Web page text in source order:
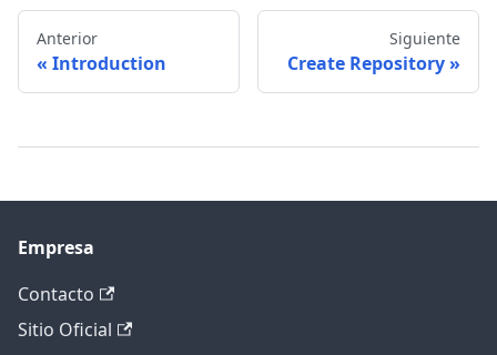
Anterior
Introduction
Siguiente
Create Repository
Empresa
Contacto
Sitio Oficial